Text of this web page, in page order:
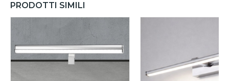
PRODOTTI SIMILI